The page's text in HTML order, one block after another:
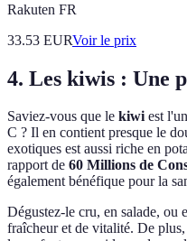
Rakuten FR
33.53 EURVoir le prix
4. Les kiwis : Une
Saviez-vous que le kiwiest
C ? Il en contient presque le
exotiques est aussi riche en
rapport de 60 Millions de
également bénéfique pour la
Dégustez-le cru, en salade, ou
fraîcheur et de vitalité. De